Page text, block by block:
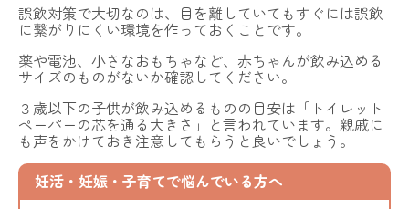
誤飲対策で大切なのは、目を離していてもすぐには誤飲
に繋がりにくい環境を作っておくことです。
薬や電池、小さなおもちゃなど、赤ちゃんが飲み込める
サイズのものがないか確認してください。
３歳以下の子供が飲み込めるものの目安は「トイレット
ペーパーの芯を通る大きさ」と言われています。親戚に
も声をかけておき注意してもらうと良いでしょう。
妊活・妊娠・子育てで悩んでいる方へ